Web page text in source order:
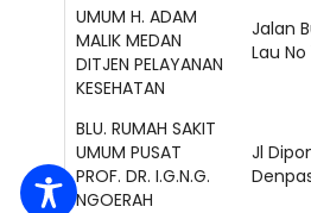
UMUM H. ADAM
MALIK MEDAN
DITJEN PELAYANAN
KESEHATAN
Jalan
Lau No
BLU. RUMAH SAKIT
UMUM PUSAT
PROF. DR. I.G.N.G.
NGOERAH
Jl